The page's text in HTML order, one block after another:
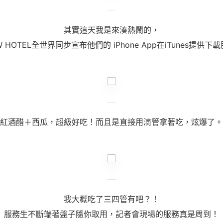
其實這天我是來湊熱鬧的，
HOTEL全世界同步宣布他們的 iPhone App在iTunes提供下載
紅酒醋＋西瓜，超級好吃！而且是直接用滴管拿著吃，炫爆了。
我大概吃了三四管有吧？！
服務生不斷端著盤子隨你取用，記者會現場的服務真是周到！